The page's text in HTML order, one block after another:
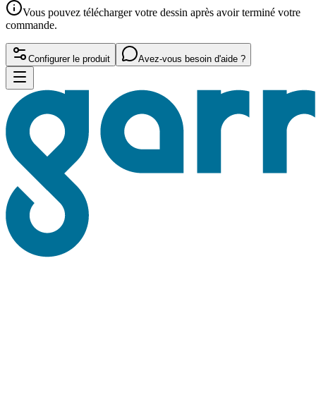
Vous pouvez télécharger votre dessin après avoir terminé votre
commande.
Configurer le produit Avez-vous besoin d'aide ?